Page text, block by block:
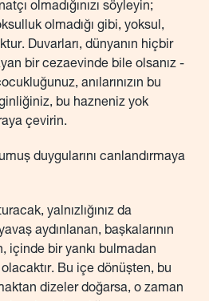
olmadığınızı söyleyin;
olmadığı gibi, yoksul,
Duvarları, dünyanın hiçbir
bir cezaevinde bile olsanız -
anılarınızın bu
bu hazneniz yok
çevirin.
duygularını canlandırmaya
yalnızlığınız da
aydınlanan, başkalarının
içinde bir yankı bulmadan
Bu içe dönüşten, bu
dizeler doğarsa, o zaman